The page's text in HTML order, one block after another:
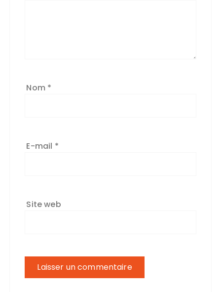
Nom *
E-mail *
Site web